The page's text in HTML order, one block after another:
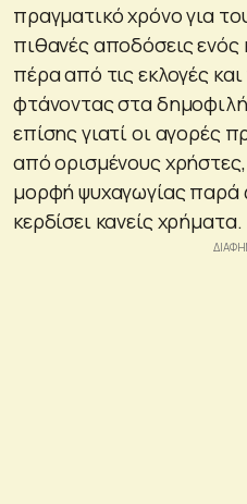
πραγματικό χρόνο για
πιθανές αποδόσεις ενός
πέρα από τις εκλογές
φτάνοντας στα
επίσης γιατί οι αγορές
από ορισμένους
μορφή ψυχαγωγίας παρά
κερδίσει κανείς χρήματα.